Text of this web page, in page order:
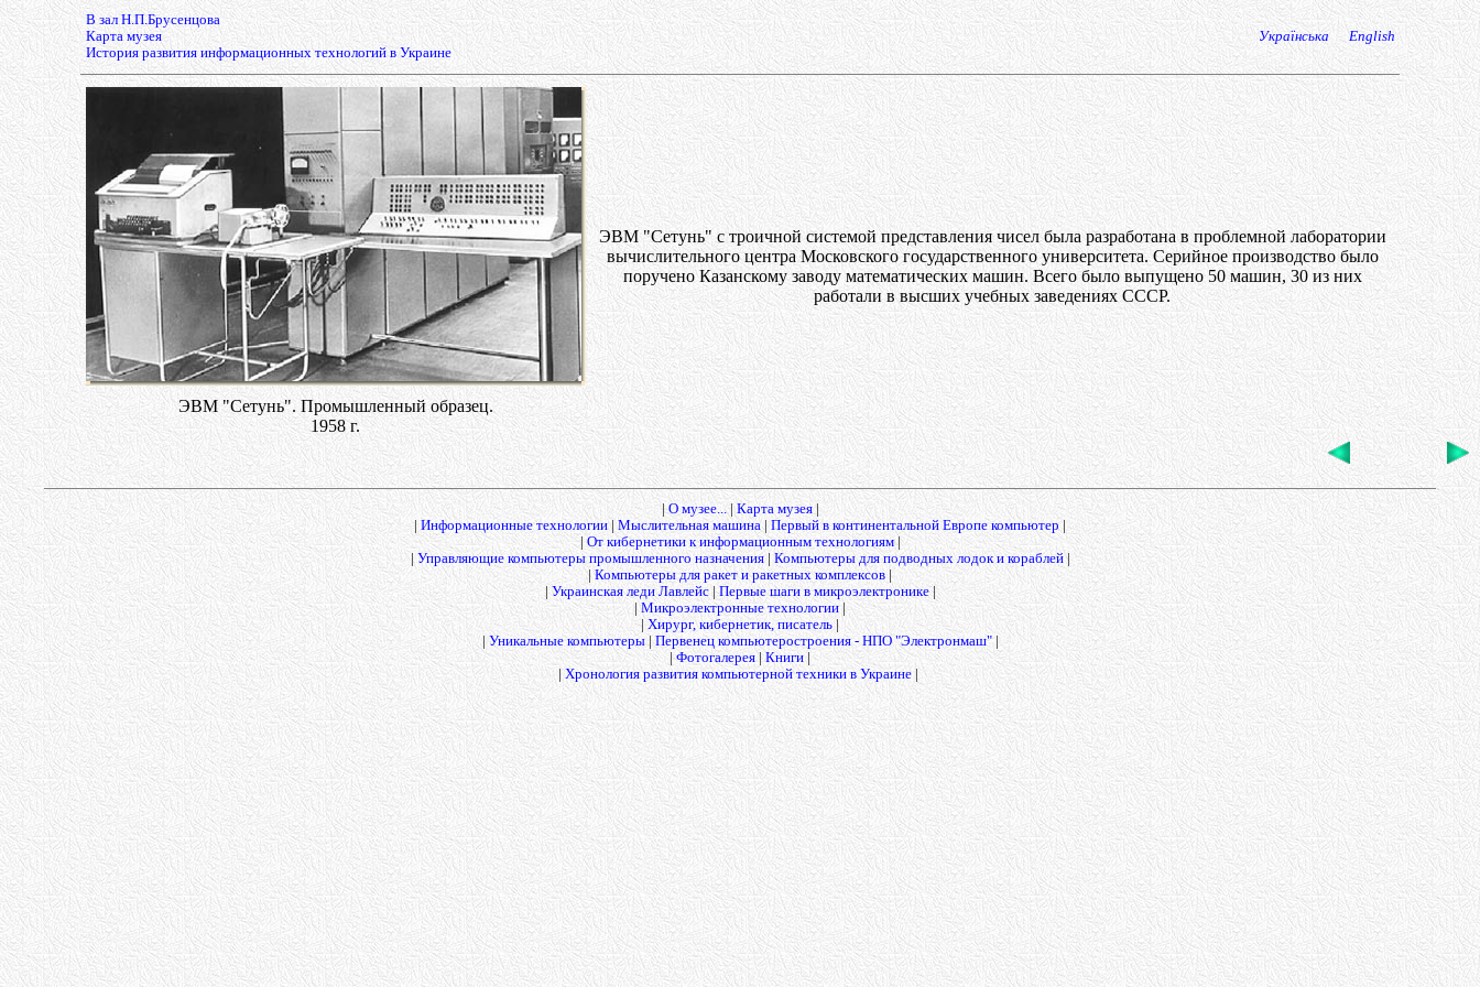
В зал Н.П.Брусенцова
Карта музея
История развития информационных технологий в Украине
Українська English
ЭВМ "Сетунь". Промышленный образец.
1958 г.
ЭВМ "Сетунь" с троичной системой представления чисел была разработана в проблемной лаборатории
вычислительного центра Московского государственного университета. Серийное производство было
поручено Казанскому заводу математических машин. Всего было выпущено 50 машин, 30 из них
работали в высших учебных заведениях СССР.
|О музее...| Карта музея|
Информационные технологии| Мыслительная машина| Первый в континентальной Европе компьютер
От кибернетики к информационным технологиям|
Управляющие компьютеры промышленного назначения| Компьютеры для подводных лодок и кораблей|
|Компьютеры для ракет и ракетных комплексов |
| Украинская леди Лавлейс|Первые шаги в микроэлектронике|
|Микроэлектронные технологии |
| Хирург, кибернетик, писатель |
| Уникальные компьютеры|Первенец компьютеростроения - НПО "Электронмаш"|
|Фотогалерея| Книги
Хронология развития компьютерной техники в Украине |